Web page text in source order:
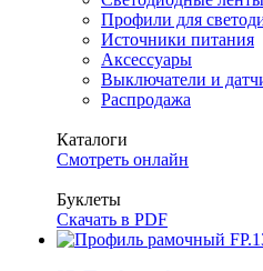
Профили для
Источники питания
Аксессуары
Выключатели и
Распродажа
Каталоги
Смотреть онлайн
Буклеты
Скачать в PDF